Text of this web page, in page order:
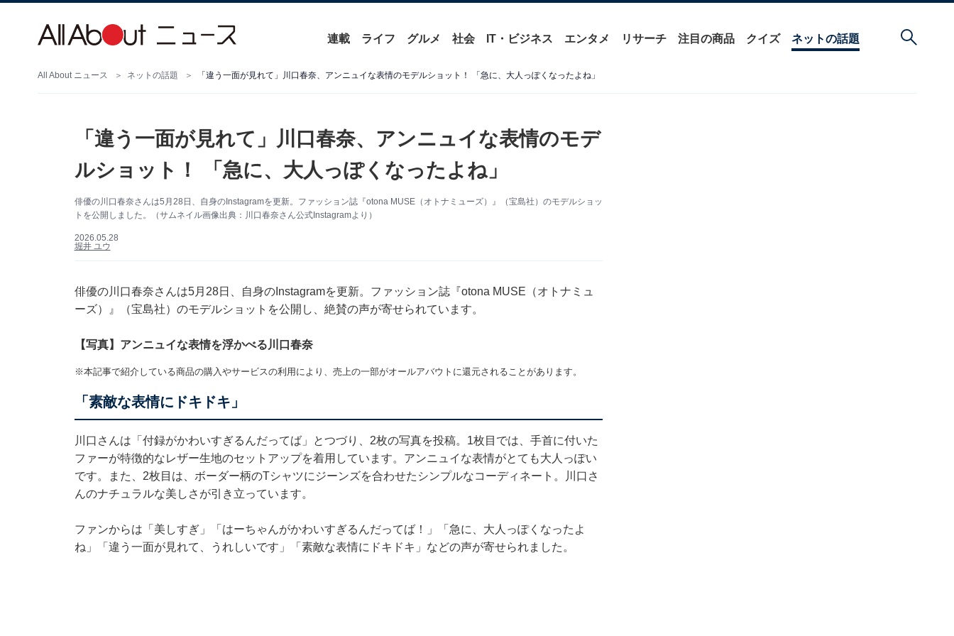
連載 ライフ グルメ 社会 IT・ビジネス エンタメ リサーチ 注目の商品 クイズ ネットの話題
All About ニュース ネットの話題 「違う一面が見れて」川口春奈、アンニュイな表情のモデルショット！ 「急に、大人っぽくなったよね」
「違う一面が見れて」川口春奈、アンニュイな表情のモデ
ルショット！ 「急に、大人っぽくなったよね」
俳優の川口春奈さんは5月28日、自身のInstagramを更新。ファッション誌『otona MUSE（オトナミューズ）』（宝島社）のモデルショッ
トを公開しました。（サムネイル画像出典：川口春奈さん公式Instagramより）
2026.05.28
堀井 ユウ
俳優の川口春奈さんは5月28日、自身のInstagramを更新。ファッション誌『otona MUSE（オトナミュ
ーズ）』（宝島社）のモデルショットを公開し、絶賛の声が寄せられています。
【写真】アンニュイな表情を浮かべる川口春奈
※本記事で紹介している商品の購入やサービスの利用により、売上の一部がオールアバウトに還元されることがあります。
「素敵な表情にドキドキ」
川口さんは「付録がかわいすぎるんだってば」とつづり、2枚の写真を投稿。1枚目では、手首に付いた
ファーが特徴的なレザー生地のセットアップを着用しています。アンニュイな表情がとても大人っぽい
です。また、2枚目は、ボーダー柄のTシャツにジーンズを合わせたシンプルなコーディネート。川口さ
んのナチュラルな美しさが引き立っています。
ファンからは「美しすぎ」「はーちゃんがかわいすぎるんだってば！」「急に、大人っぽくなったよ
ね」「違う一面が見れて、うれしいです」「素敵な表情にドキドキ」などの声が寄せられました。